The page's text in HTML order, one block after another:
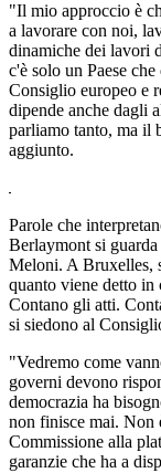
"Il mio approccio è
a lavorare con noi,
dinamiche dei lavori
c'è solo un Paese
Consiglio europeo e
dipende anche dagli
parliamo tanto, ma il
aggiunto.
Parole che
Berlaymont si
Meloni. A Bruxelles,
quanto viene detto in
Contano gli atti.
si siedono al
"Vedremo come
governi devono
democrazia ha
non finisce mai. Non
Commissione alla
garanzie che ha a